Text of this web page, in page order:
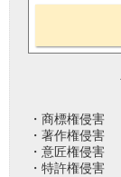
・商標権侵害
・著作権侵害
・意匠権侵害
・特許権侵害